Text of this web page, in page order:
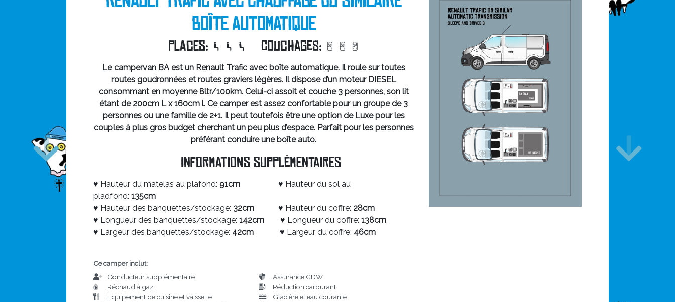
BOÎTE AUTOMATIQUE
Places: Couchages:
Le campervan BA est un Renault Trafic avec boîte automatique. Il roule sur toutes
routes goudronnées et routes graviers légères. Il dispose d’un moteur DIESEL
consommant en moyenne 8ltr/100km. Celui-ci assoit et couche 3 personnes, son lit
étant de 200cm L x 160cm l. Ce camper est assez confortable pour un groupe de 3
personnes ou une famille de 2+1. Il peut toutefois être une option de Luxe pour les
couples à plus gros budget cherchant un peu plus d’espace. Parfait pour les personnes
préférant conduire une boîte auto.
Informations supplémentaires
♥ Hauteur du matelas au plafond: 91cm
♥ Hauteur du sol au
pladfond: 135cm
♥ Hauteur des banquettes/stockage: 32cm ♥ Hauteur du coffre: 28cm
♥ Longueur des banquettes/stockage: 142cm ♥ Longueur du coffre: 138cm
♥ Largeur des banquettes/stockage: 42cm ♥ Largeur du coffre: 46cm
Ce camper inclut:
Conducteur supplémentaire
Réchaud à gaz
Equipement de cuisine et vaisselle
Assurance CDW
Réduction carburant
Glacière et eau courante